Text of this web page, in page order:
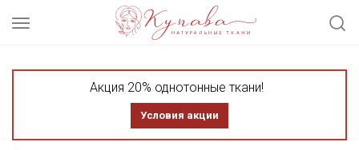
Акция 20% однотонные ткани!
Условия акции